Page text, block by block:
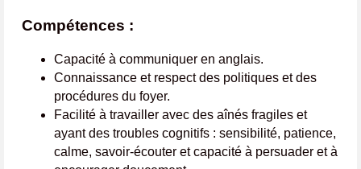
Compétences :
Capacité à communiquer en anglais.
Connaissance et respect des politiques et des
procédures du foyer.
Facilité à travailler avec des aînés fragiles et
ayant des troubles cognitifs : sensibilité, patience,
calme, savoir-écouter et capacité à persuader et à